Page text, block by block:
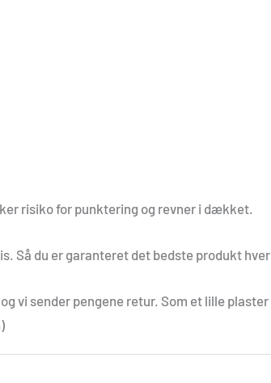
risiko for punktering og revner i dækket.
Så du er garanteret det bedste produkt
vi sender pengene retur. Som et lille